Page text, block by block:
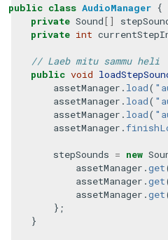
public class AudioManager {
private Sound[]
private int
// Laeb mitu sammu heli
public void
assetManager . load(
assetManager . load(
assetManager . load(
assetManager .
stepSounds = new
assetManager .get
assetManager .get
assetManager .get
};
}